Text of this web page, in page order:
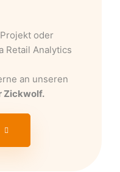
oder
Retail Analytics
an unseren
Zickwolf.